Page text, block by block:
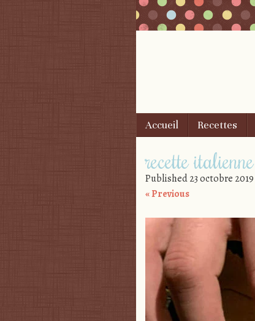
Menu
Skip to content
Accueil Recettes
recette italienne
Published23 octobre 2019
« Previous